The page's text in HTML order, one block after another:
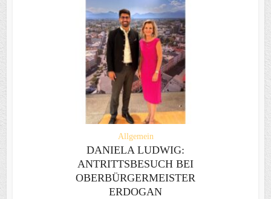
Allgemein
DANIELA LUDWIG:
ANTRITTSBESUCH BEI
OBERBÜRGERMEISTER
ERDOGAN